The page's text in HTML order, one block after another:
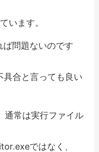
います。
問題ないのです
具合と言っても良い
通常は実行ファイル
ではなく、